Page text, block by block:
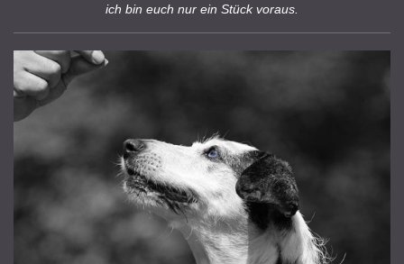
ich bin euch nur ein Stück voraus.